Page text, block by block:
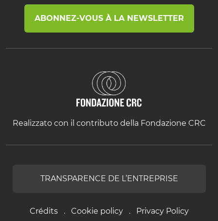
ABONNEZ-VOUS À LA NEWSLETTER
Realizzato con il contributo della Fondazione CRC
Crédits Cookie policy Privacy Policy
TRANSPARENCE DE L’ENTREPRISE